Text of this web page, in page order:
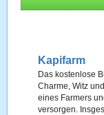
Kapifarm
Das kostenlose
Charme, Witz
eines Farmers
versorgen.